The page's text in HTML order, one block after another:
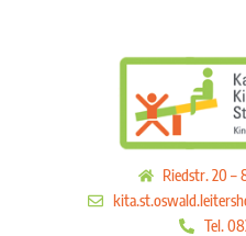
Riedstr. 20 –
Tel.